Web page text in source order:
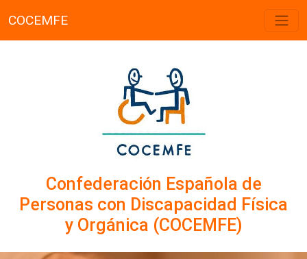
COCEMFE
Confederación Española de
Personas con Discapacidad Física
y Orgánica (COCEMFE)